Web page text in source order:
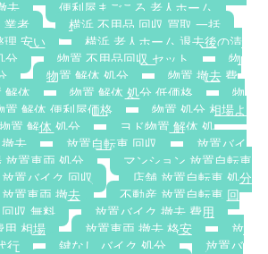
去
便利屋まごころ 老人ホーム
業者
横浜 不用品 回収 買取 一括
理 安い
横浜 老人ホーム 退去後の清
分 物置 不用品回収 セット
物
物置 解体 処分
物置 撤去 費
解体 物置 解体 処分 低価格
物
置 解体 便利屋価格
物置 処分 相場よ
置 解体 処分
ヨド物置 解体 処
去 放置自転車 回収
放置バイ
放置車両 処分
マンション 放置自転車
置バイク 回収
店舗 放置自転車 処分
置車両 撤去
不動産 放置自転車 回
収 無料
放置バイク 撤去 費用
用 相場
放置車両 撤去 格安
放
行
鍵なし バイク 処分
放置バ